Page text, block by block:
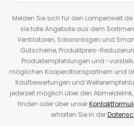
Melden Sie sich für den
sie tolle Angebote aus dem
Ventilatoren, Solaranlagen und
Gutscheine, Produktpreis-
Produktempfehlungen und -
möglichen Kooperationspartnern und
Kaufbewertungen und
jederzeit möglich über den
finden oder über unser
erhalten Sie in der